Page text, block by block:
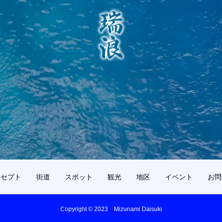
プト 街道 スポット 観光 地区 イベント お
Copyright © 2023 Mizunami Daisuki